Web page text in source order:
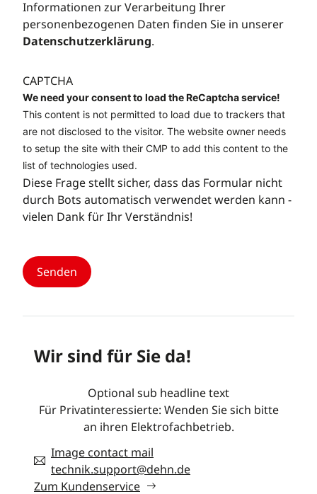
Informationen zur Verarbeitung Ihrer
personenbezogenen Daten finden Sie in unserer
Datenschutzerklärung.
CAPTCHA
We need your consent to load the ReCaptcha service!
This content is not permitted to load due to trackers that
are not disclosed to the visitor. The website owner needs
to setup the site with their CMP to add this content to the
list of technologies used.
Diese Frage stellt sicher, dass das Formular nicht
durch Bots automatisch verwendet werden kann -
vielen Dank für Ihr Verständnis!
Wir sind für Sie da!
Optional sub headline text
Für Privatinteressierte: Wenden Sie sich bitte
an ihren Elektrofachbetrieb.
Image contact mail
technik.support@dehn.de
Zum Kundenservice